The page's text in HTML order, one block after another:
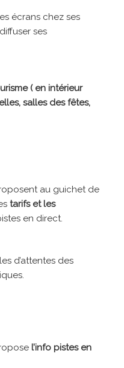
écrans chez ses
ses
( en intérieur
salles des fêtes,
au guichet de
tarifs et les
en direct.
d’attentes des
l’info pistes en